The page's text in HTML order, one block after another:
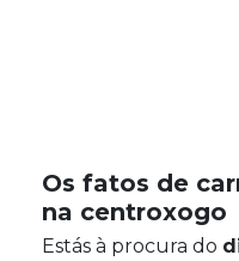
Os fatos de
na centroxogo
Estás à procura do